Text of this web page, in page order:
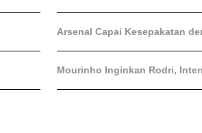
Arsenal Capai Kesepakatan
Mourinho Inginkan Rodri,